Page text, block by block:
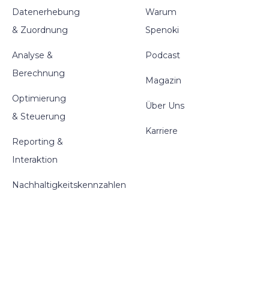
Datenerhebung
& Zuordnung
Analyse &
Berechnung
Optimierung
& Steuerung
Reporting &
Interaktion
Nachhaltigkeitskennzahlen
Warum
Spenoki
Podcast
Magazin
Über Uns
Karriere